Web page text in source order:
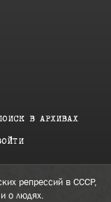
В АРХИВАХ
репрессий в СССР,
о людях.